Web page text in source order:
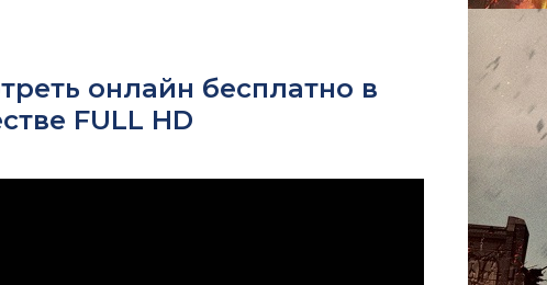
онлайн бесплатно в
FULL HD